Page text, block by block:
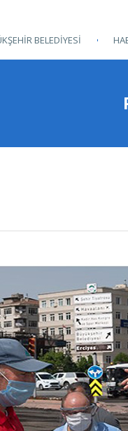
BELEDİYESİ